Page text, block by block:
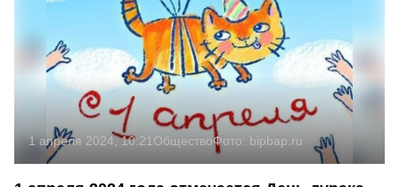
1 апреля 2024, 10:21 ОбществоФото: bipbap.ru